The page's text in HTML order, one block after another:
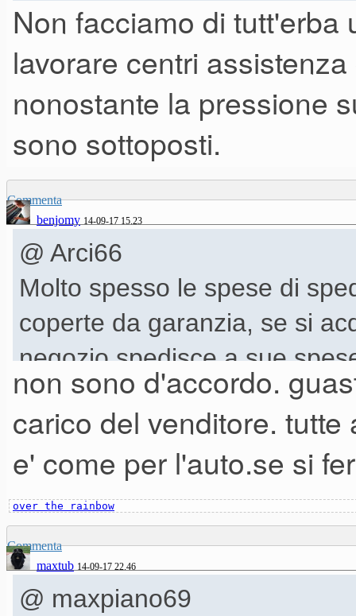
Non facciamo di
lavorare centri
nonostante la pressione
sono sottoposti.
Commenta
benjomy 14-09-17 15.23
@ Arci66
Molto spesso le spese di
coperte da garanzia, se si
negozio spedisce a sue
non sono d'accordo.
carico del venditore.
e' come per l'auto.se si
over the rainbow
Commenta
maxtub 14-09-17 22.46
@ maxpiano69